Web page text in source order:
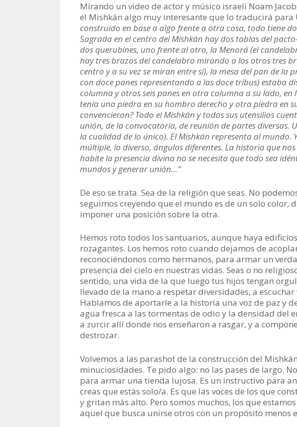
Mirando un video de actor y músico israelí Noam
el Mishkán algo muy interesante que lo traducirá para
construido en base a algo frente a otra cosa, todo tiene
Sagrada en el centro del Mishkán hay dos tablas del
dos querubines, uno frente al otro, la Menorá (el
hay tres brazos del candelabro mirando a los otros tres
centro y a su vez se miran entre sí), la mesa del pan de la
con doce panes representando a las doce tribus) estaba
columna y otros seis panes en otra columna a su lado, en
tenía una piedra en su hombro derecho y otra piedra en
convencieron? Todo el Mishkán y todos sus utensilios
unión, de la convocatoria, de reunión de partes diversas.
la cualidad de lo único). El Mishkán representa al mundo.
múltiple, lo diverso, ángulos diferentes. La historia que
habite la presencia divina no se necesita que todo sea
mundos y generar unión…”
De eso se trata. Sea de la religión que seas. No
seguimos creyendo que el mundo es de un solo color,
imponer una posición sobre la otra.
Hemos roto todos los santuarios, aunque haya
rozagantes. Los hemos roto cuando dejamos de
reconociéndonos como hermanos, para armar un
presencia del cielo en nuestras vidas. Seas o no
sentido, una vida de la que luego tus hijos tengan
llevado de la mano a respetar diversidades, a escuchar
Hablamos de aportarle a la historia una voz de paz y
agua fresca a las tormentas de odio y la densidad del
a zurcir allí donde nos enseñaron a rasgar, y a
destrozar.
Volvemos a las parashot de la construcción del
minuciosidades. Te pido algo: no las pases de largo.
para armar una tienda lujosa. Es un instructivo para
creas que estás solo/a. Es que las voces de los que
y gritan más alto. Pero somos muchos, los que
aquel que busca unirse otros con un propósito menos